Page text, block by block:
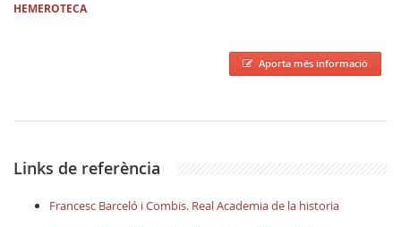
HEMEROTECA
Aporta més informació
Links de referència
Francesc Barceló i Combis. Real Academia de la historia